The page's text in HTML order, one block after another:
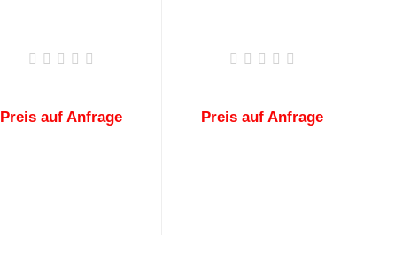
Preis auf Anfrage Preis auf Anfrage